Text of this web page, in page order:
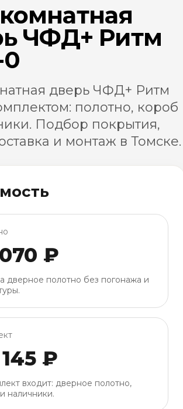
ЧФД+ Ритм
0
дверь ЧФД+ Ритм
полотно, короб
Подбор покрытия,
и монтаж в Томске.
₽
дверное полотно без погонажа и
₽
входит: дверное полотно,
наличники.